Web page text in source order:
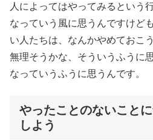
人によってはやってみるという
なっていう風に思うんですけど
い人たちは、なんかやめておこ
無理そうかな、そういうふうに
なっていうふうに思うんです。
やったことのないこと
しよう